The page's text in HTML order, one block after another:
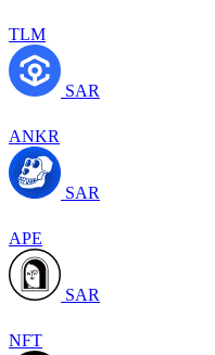
TLM
SAR
ANKR
SAR
APE
SAR
NFT